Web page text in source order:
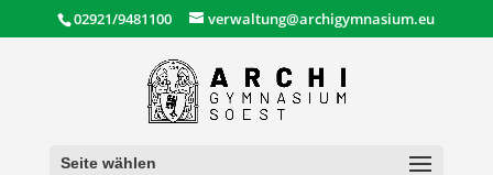
02921/9481100 verwaltung@archigymnasium.eu
Seite wählen